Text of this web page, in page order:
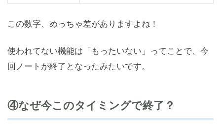
この数字、めっちゃ差がありますよね！
使われてない機能は「もったいない」ってことで、今
回ノートが終了となったみたいです。
④なぜ今このタイミングで終了？